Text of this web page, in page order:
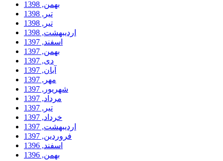
بهمن, 1398
تیر, 1398
تیر, 1398
ارديبهشت, 1398
اسفند, 1397
بهمن, 1397
دی, 1397
آبان, 1397
مهر, 1397
شهریور, 1397
مرداد, 1397
تیر, 1397
خرداد, 1397
ارديبهشت, 1397
فروردين, 1397
اسفند, 1396
بهمن, 1396